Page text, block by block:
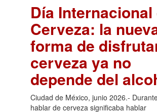
Día Internacional
Cerveza: la
forma de
cerveza ya no
depende del
Ciudad de México, junio 2026.-
hablar de cerveza significaba hablar